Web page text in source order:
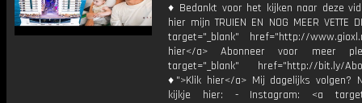
♦ Bedankt voor het kijken naar deze
hier mijn TRUIEN EN NOG MEER VETTE
target="_blank" href="http://
hier</a> Abonneer voor meer
target="_blank" href="http://bit.ly/
♦">Klik hier</a> Mij dagelijks volgen?
kijkje hier: - Instagram: <a